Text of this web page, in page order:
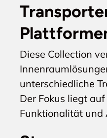
Diese Collection
unterschiedliche
Der Fokus liegt
Funktionalität